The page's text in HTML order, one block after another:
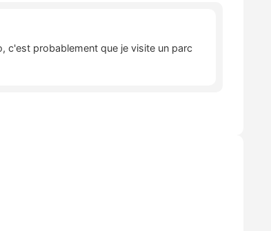
c'est probablement que je visite un parc